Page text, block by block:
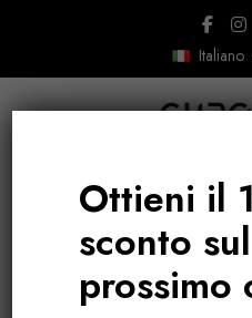
Italiano
Ottieni il
sconto
prossimo